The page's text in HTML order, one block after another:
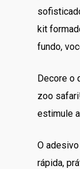
kit
fundo,
Decore o
zoo
estimule
O
rápida,